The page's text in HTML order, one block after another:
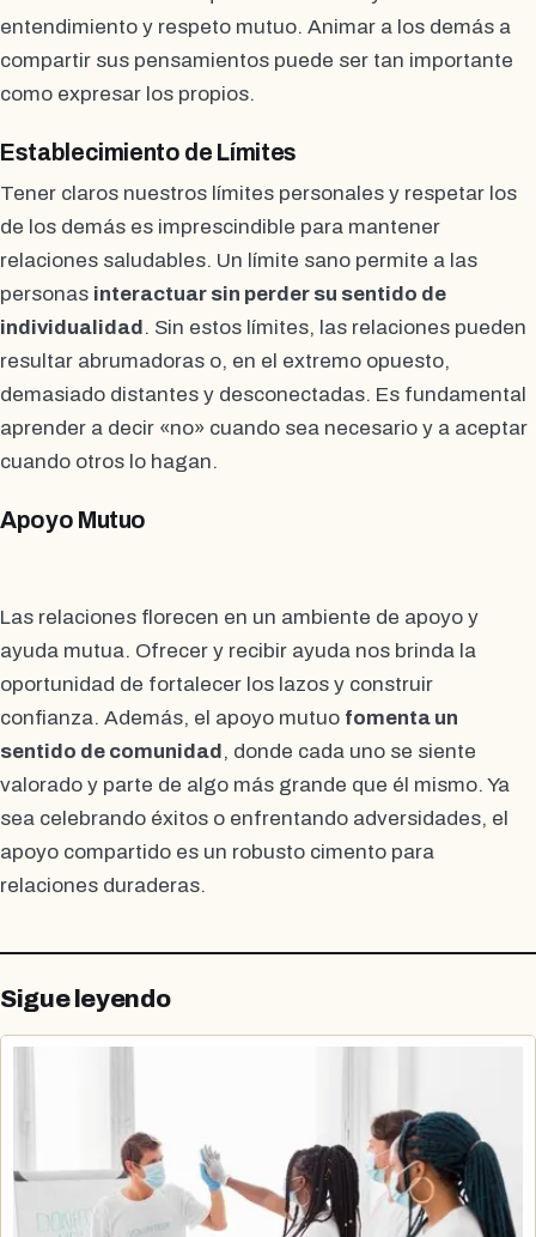
entendimiento y respeto mutuo. Animar a los demás a
compartir sus pensamientos puede ser tan importante
como expresar los propios.
Establecimiento de Límites
Tener claros nuestros límites personales y respetar los
de los demás es imprescindible para mantener
relaciones saludables. Un límite sano permite a las
personas interactuar sin perder su sentido de
individualidad . Sin estos límites, las relaciones pueden
resultar abrumadoras o, en el extremo opuesto,
demasiado distantes y desconectadas. Es fundamental
aprender a decir «no» cuando sea necesario y a aceptar
cuando otros lo hagan.
Apoyo Mutuo
Las relaciones florecen en un ambiente de apoyo y
ayuda mutua. Ofrecer y recibir ayuda nos brinda la
oportunidad de fortalecer los lazos y construir
confianza. Además, el apoyo mutuo fomenta un
sentido de comunidad, donde cada uno se siente
valorado y parte de algo más grande que él mismo. Ya
sea celebrando éxitos o enfrentando adversidades, el
apoyo compartido es un robusto cimento para
relaciones duraderas.
Sigue leyendo